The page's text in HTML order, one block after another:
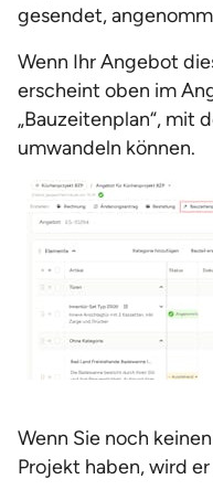
gesendet,
Wenn Ihr Angebot
erscheint oben im
„Bauzeitenplan“, mit
umwandeln können.
Wenn Sie noch
Projekt haben, wird